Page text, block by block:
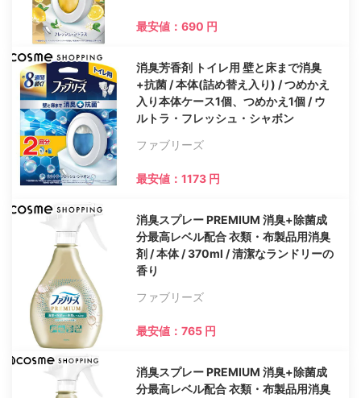
最安値：690 円
消臭芳香剤 トイレ用 壁と床まで消臭
+抗菌 / 本体(詰め替え入り) / つめかえ
入り本体ケース1個、つめかえ1個 / ウ
ルトラ・フレッシュ・シャボン
ファブリーズ
最安値：1173 円
消臭スプレー PREMIUM 消臭+除菌成
分最高レベル配合 衣類・布製品用消臭
剤 / 本体 / 370ml / 清潔なランドリーの
香り
ファブリーズ
最安値：765 円
消臭スプレー PREMIUM 消臭+除菌成
分最高レベル配合 衣類・布製品用消臭